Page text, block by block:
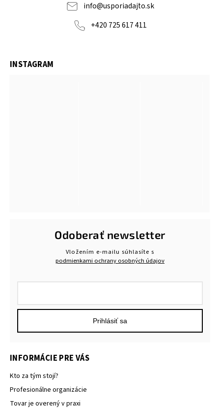
info@usporiadajto.sk
+420 725 617 411
INSTAGRAM
INFORMÁCIE PRE VÁS
Kto za tým stojí?
Profesionálne organizácie
Tovar je overený v praxi
Odoberať newsletter
Vložením e-mailu súhlasíte s
podmienkami ochrany osobných údajov
Prihlásiť sa